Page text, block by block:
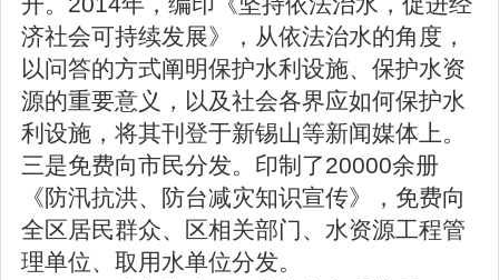
济社会可持续发展》，从依法治水的角度，
以问答的方式阐明保护水利设施、保护水资
源的重要意义，以及社会各界应如何保护水
利设施，将其刊登于新锡山等新闻媒体上。
三是免费向市民分发。印制了20000余册
《防汛抗洪、防台减灾知识宣传》，免费向
全区居民群众、区相关部门、水资源工程管
理单位、取用水单位分发。